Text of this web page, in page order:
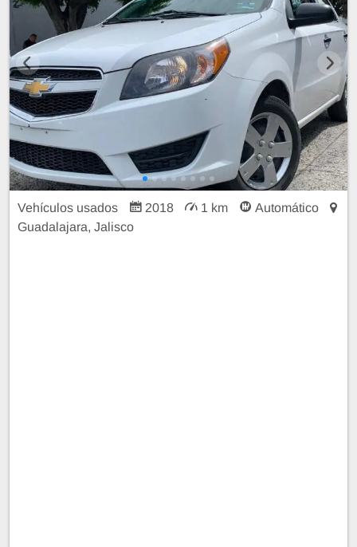
Vehículos usados 2018 1 km
Automático
Guadalajara, Jalisco